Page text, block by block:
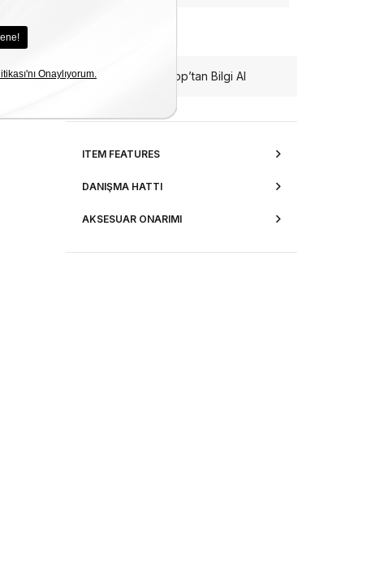
WhatsApp’tan Bilgi Al
ITEM FEATURES
DANIŞMA HATTI
AKSESUAR ONARIMI